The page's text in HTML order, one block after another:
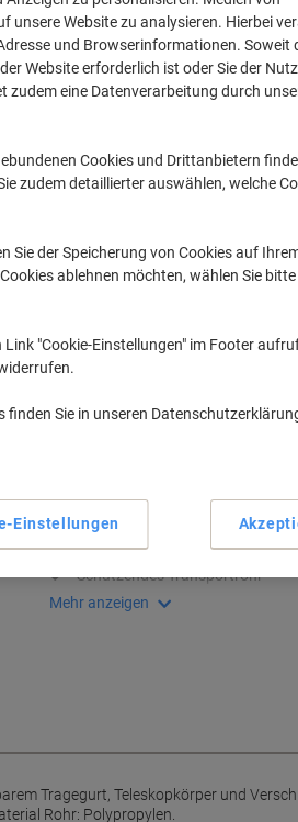
CHF 17.95
pro Stück
Ab 3 Stück
CHF 19.40 inkl. MwSt
exkl. MwSt
2Stück CHF 18.95 -3%
Aktuell verfügbar Lieferung 1-2
In
Payment
Stabiles schwarzes Rohr
Verstellbarer Tragegurt
Teleskopkörper für Flexibilität
Schützendes Transportrohr
Mehr anzeigen
Tragegurt, Teleskopkörper und
Rohr: Polypropylen.
unsere Website zu analysieren. Hierbei
und Browserinformationen. Soweit
Website erforderlich ist oder Sie der
zudem eine Datenverarbeitung durch
Cookies und Drittanbietern
zudem detaillierter auswählen, welche
Sie der Speicherung von Cookies auf
ablehnen möchten, wählen Sie bitte
"Cookie-Einstellungen" im Footer
Sie in unseren
Einstellungen